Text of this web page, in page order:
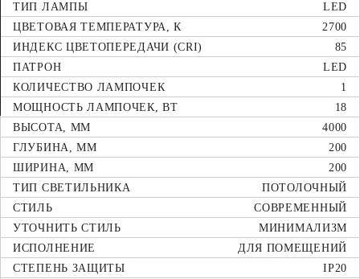
ТИП ЛАМПЫ
LED
ЦВЕТОВАЯ ТЕМПЕРАТУРА, К
2700
ИНДЕКС ЦВЕТОПЕРЕДАЧИ (CRI)
85
ПАТРОН
LED
КОЛИЧЕСТВО ЛАМПОЧЕК
1
МОЩНОСТЬ ЛАМПОЧЕК, ВТ
18
ВЫСОТА, ММ
4000
ГЛУБИНА, ММ
200
ШИРИНА, ММ
200
ТИП СВЕТИЛЬНИКА
ПОТОЛОЧНЫЙ
СТИЛЬ
СОВРЕМЕННЫЙ
УТОЧНИТЬ СТИЛЬ
МИНИМАЛИЗМ
ИСПОЛНЕНИЕ
ДЛЯ ПОМЕЩЕНИЙ
СТЕПЕНЬ ЗАЩИТЫ
IP20